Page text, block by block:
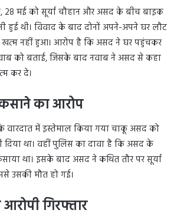
मई को सूर्या चौहान और असद के बीच बाइक
थी। विवाद के बाद दोनों अपने-अपने घर लौट
नहीं हुआ। आरोप है कि असद ने घर पहुंचकर
को बताई, जिसके बाद नवाब ने असद से कहा
कर दे।
का आरोप
वारदात में इस्तेमाल किया गया चाकू असद को
दिया था। वहीं पुलिस का दावा है कि असद के
था। इसके बाद असद ने कथित तौर पर सूर्या
उसकी मौत हो गई।
गिरफ्तार